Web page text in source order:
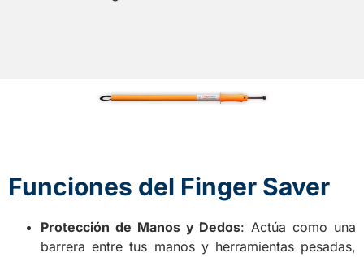
Funciones del Finger Saver
Protección de Manos y Dedos: Actúa como una
barrera entre tus manos y herramientas pesadas,